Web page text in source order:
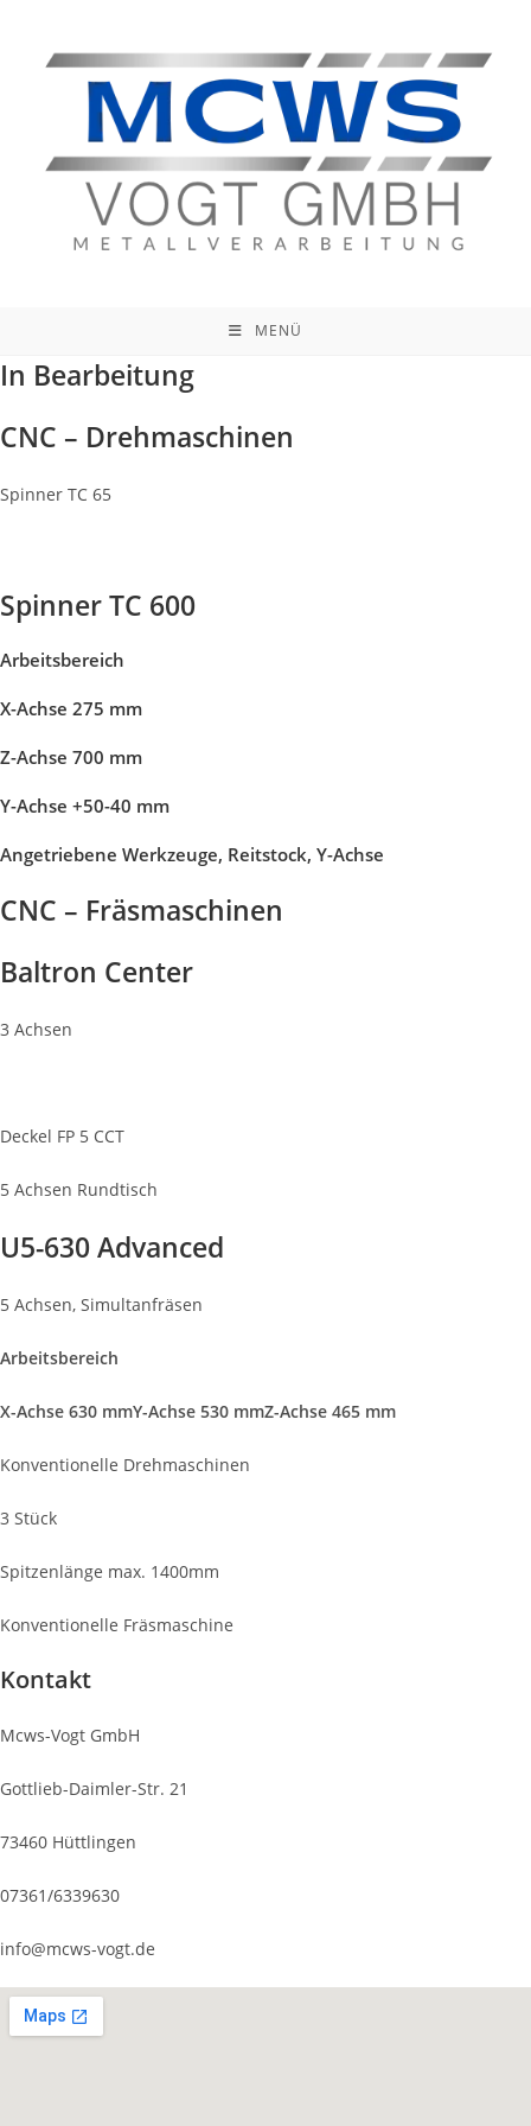
springen
MENÜ
In Bearbeitung
CNC – Drehmaschinen
Spinner TC 65
Spinner TC 600
Arbeitsbereich
X-Achse 275 mm
Z-Achse 700 mm
Y-Achse +50-40 mm
Angetriebene Werkzeuge, Reitstock, Y-Achse
CNC – Fräsmaschinen
Baltron Center
3 Achsen
Deckel FP 5 CCT
5 Achsen Rundtisch
U5-630 Advanced
5 Achsen, Simultanfräsen
Arbeitsbereich
X-Achse 630 mmY-Achse 530 mmZ-Achse 465 mm
Konventionelle Drehmaschinen
3 Stück
Spitzenlänge max. 1400mm
Konventionelle Fräsmaschine
Kontakt
Mcws-Vogt GmbH
Gottlieb-Daimler-Str. 21
73460 Hüttlingen
07361/6339630
info@mcws-vogt.de